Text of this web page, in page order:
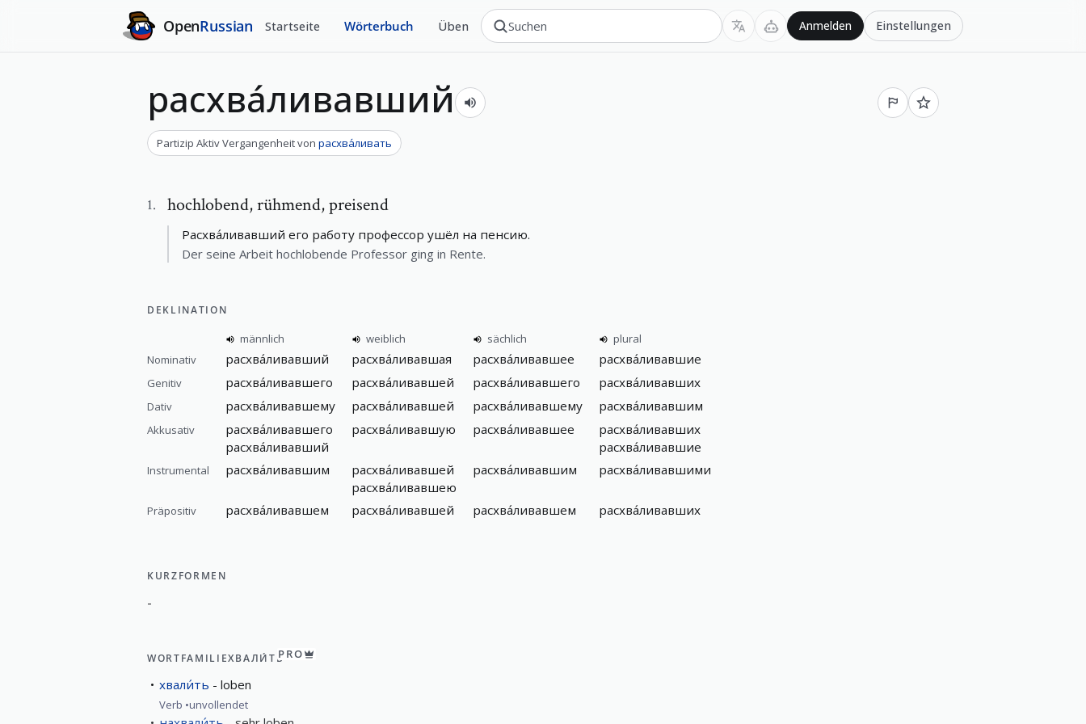
OpenRussian Startseite Wörterbuch Üben Anmelden Einstellungen
расхва́ливавший
Partizip Aktiv Vergangenheitvon расхва́ливать
1. hochlobend,rühmend, preisend
Расхва́ливавший его работу профессор ушёл на пенсию.
Der seine Arbeit hochlobende Professor ging in Rente.
DEKLINATION
männlich weiblich sächlich
plural
Nominativ
расхва́ливавший расхва́ливавшая расхва́ливавшее расхва́ливавшие
Genitiv расхва́ливавшего расхва́ливавшей расхва́ливавшего расхва́ливавших
Dativ расхва́ливавшему расхва́ливавшей расхва́ливавшему расхва́ливавшим
Akkusativ
расхва́ливавшего
расхва́ливавший
расхва́ливавшую расхва́ливавшее
расхва́ливавших
расхва́ливавшие
Instrumental расхва́ливавшим
расхва́ливавшей
расхва́ливавшею
расхва́ливавшим расхва́ливавшими
Präpositiv расхва́ливавшем расхва́ливавшей расхва́ливавшем расхва́ливавших
KURZFORMEN
-
WORTFAMILIEХВАЛИ́ТЬPRO
хвали́ть loben
Verb unvollendet